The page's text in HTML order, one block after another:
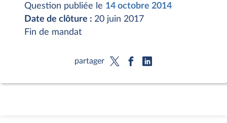
Question publiée le 14 octobre 2014
Date de clôture : 20 juin 2017
Fin de mandat
partager